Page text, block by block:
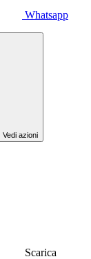
Whatsapp
Vedi azioni
Scarica